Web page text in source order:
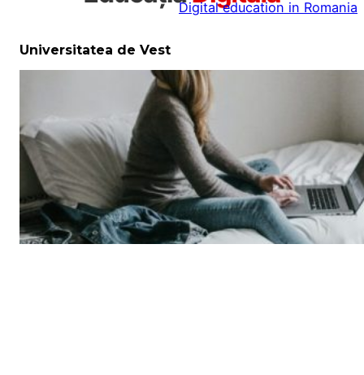
Digital education in Romania
Universitatea de Vest